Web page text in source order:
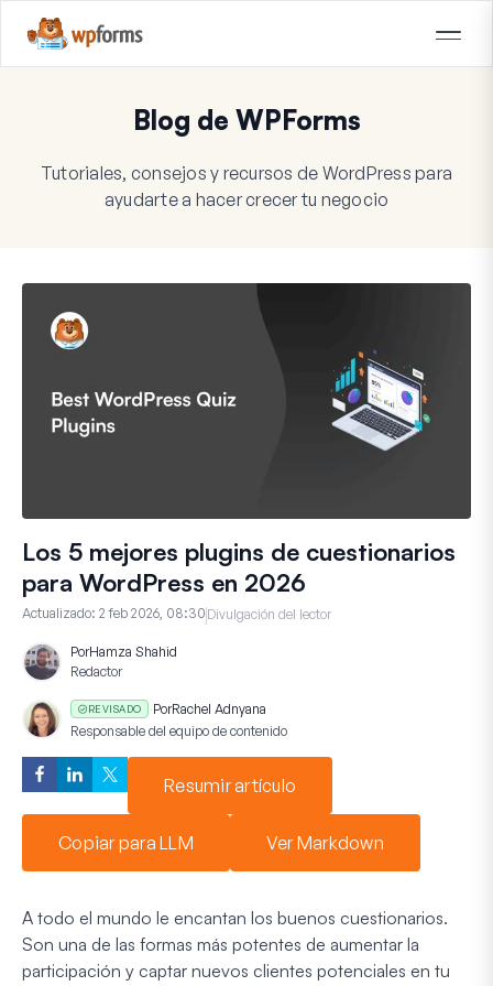
Blog de WPForms
Tutoriales, consejos y recursos de WordPress para
ayudarte a hacer crecer tu negocio
Los 5 mejores plugins de cuestionarios
para WordPress en 2026
Actualizado: 2 feb 2026, 08:30 Divulgación del lector
PorHamza Shahid
Redactor
REVISADO PorRachel Adnyana
Responsable del equipo de contenido
Resumir artículo
Copiar para LLM Ver Markdown
A todo el mundo le encantan los buenos cuestionarios.
Son una de las formas más potentes de aumentar la
participación y captar nuevos clientes potenciales en tu